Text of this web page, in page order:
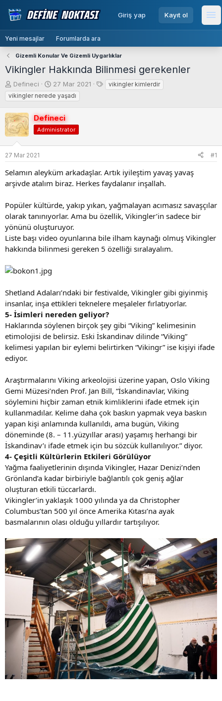
Giriş yap Kayıt ol menu
Yeni mesajlar Forumlarda ara
Gizemli Konular Ve Gizemli Uygarlıklar
Vikingler Hakkında Bilinmesi gerekenler
K
o
n
b
u
y
a
ş
l
a
a
n
Defineci
B
a
ş
a
n
t
a
h
i
27 Mar 2021
vikingler kimlerdir
vikingler nerede yaşadı
Defineci
Administrator
27 Mar 2021 #1
Selamın aleyküm arkadaşlar. Artık iyileştim yavaş yavaş
arşivde atalım biraz. Herkes faydalanır inşallah.
Popüler kültürde, yakıp yıkan, yağmalayan acımasız savaşçılar
olarak tanınıyorlar. Ama bu özellik, Vikingler’in sadece bir
yönünü oluşturuyor.
Liste başı video oyunlarına bile ilham kaynağı olmuş Vikingler
hakkında bilinmesi gereken 5 özelliği sıralayalım.
Shetland Adaları’ndaki bir festivalde, Vikingler gibi giyinmiş
insanlar, inşa ettikleri teknelere meşaleler fırlatıyorlar.
5- İsimleri nereden geliyor?
Haklarında söylenen birçok şey gibi “Viking” kelimesinin
etimolojisi de belirsiz. Eski İskandinav dilinde “Viking”
kelimesi yapılan bir eylemi belirtirken “Vikingr” ise kişiyi ifade
ediyor.
Araştırmalarını Viking arkeolojisi üzerine yapan, Oslo Viking
Gemi Müzesi’nden Prof. Jan Bill, “İskandinavlar, Viking
söylemini hiçbir zaman etnik kimliklerini ifade etmek için
kullanmadılar. Kelime daha çok baskın yapmak veya baskın
yapan kişi anlamında kullanıldı, ama bugün, Viking
döneminde (8. – 11.yüzyıllar arası) yaşamış herhangi bir
İskandinav’ı ifade etmek için bu sözcük kullanılıyor.” diyor.
4- Çeşitli Kültürlerin Etkileri Görülüyor
Yağma faaliyetlerinin dışında Vikingler, Hazar Denizi’nden
Grönland’a kadar birbiriyle bağlantılı çok geniş ağlar
oluşturan etkili tüccarlardı.
Vikingler’in yaklaşık 1000 yılında ya da Christopher
Columbus’tan 500 yıl önce Amerika Kıtası’na ayak
basmalarının olası olduğu yıllardır tartışılıyor.